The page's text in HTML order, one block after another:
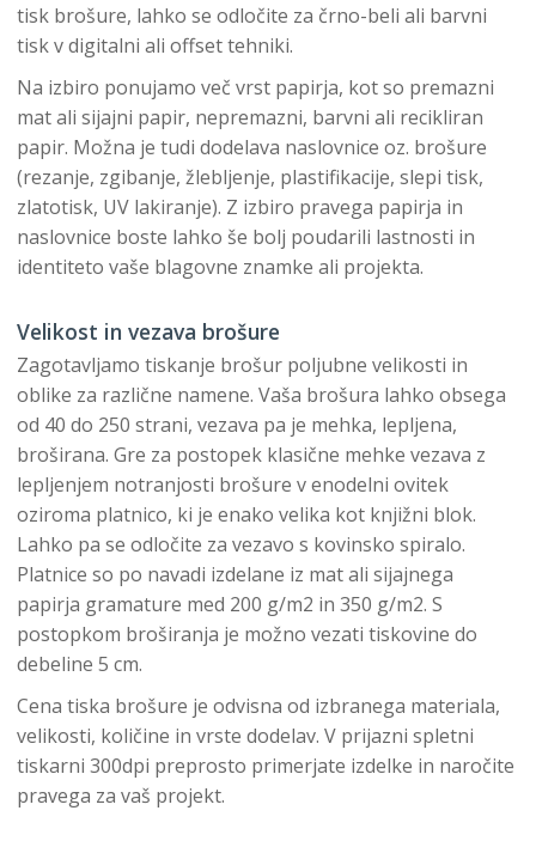
tisk brošure, lahko se odločite za črno-beli ali barvni
tisk v digitalni ali offset tehniki.
Na izbiro ponujamo več vrst papirja, kot so premazni
mat ali sijajni papir, nepremazni, barvni ali recikliran
papir. Možna je tudi dodelava naslovnice oz. brošure
(rezanje, zgibanje, žlebljenje, plastifikacije, slepi tisk,
zlatotisk, UV lakiranje). Z izbiro pravega papirja in
naslovnice boste lahko še bolj poudarili lastnosti in
identiteto vaše blagovne znamke ali projekta.
Velikost in vezava brošure
Zagotavljamo tiskanje brošur poljubne velikosti in
oblike za različne namene. Vaša brošura lahko obsega
od 40 do 250 strani, vezava pa je mehka, lepljena,
broširana. Gre za postopek klasične mehke vezava z
lepljenjem notranjosti brošure v enodelni ovitek
oziroma platnico, ki je enako velika kot knjižni blok.
Lahko pa se odločite za vezavo s kovinsko spiralo.
Platnice so po navadi izdelane iz mat ali sijajnega
papirja gramature med 200 g/m2 in 350 g/m2. S
postopkom broširanja je možno vezati tiskovine do
debeline 5 cm.
Cena tiska brošure je odvisna od izbranega materiala,
velikosti, količine in vrste dodelav. V prijazni spletni
tiskarni 300dpi preprosto primerjate izdelke in naročite
pravega za vaš projekt.